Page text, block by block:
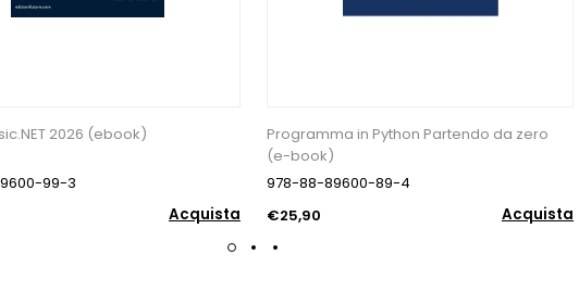
2026 (ebook)
99-3
Acquista
Programma in Python Partendo da zero
(e-book)
978-88-89600-89-4
€25,90
Acquista